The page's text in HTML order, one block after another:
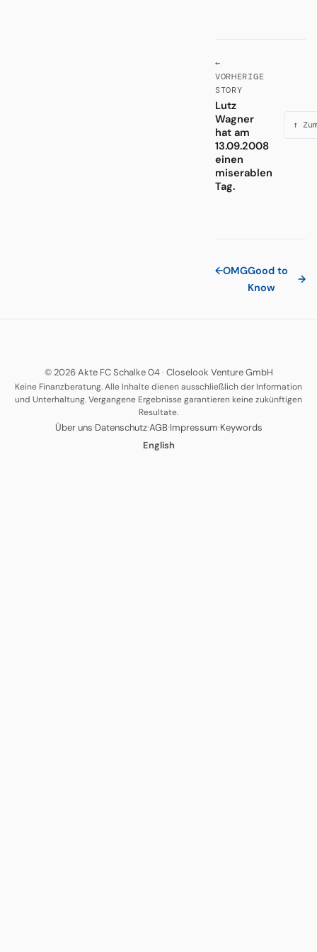
←
VORHERIGE
STORY
Lutz
Wagner
hat am
13.09.2008
einen
miserablen
Tag.
↑
←OMGGood to
Know
→
© 2026 Akte FC Schalke 04· Closelook Venture GmbH
Keine Finanzberatung. Alle Inhalte dienen ausschließlich der Information
und Unterhaltung. Vergangene Ergebnisse garantieren keine zukünftigen
Resultate.
Über uns·Datenschutz·AGB·Impressum·Keywords
English